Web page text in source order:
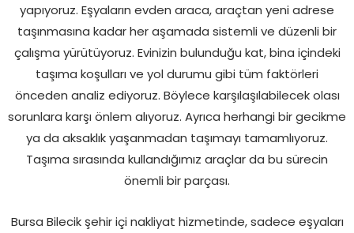
yapıyoruz. Eşyaların evden araca, araçtan yeni adrese
taşınmasına kadar her aşamada sistemli ve düzenli bir
çalışma yürütüyoruz. Evinizin bulunduğu kat, bina içindeki
taşıma koşulları ve yol durumu gibi tüm faktörleri
önceden analiz ediyoruz. Böylece karşılaşılabilecek olası
sorunlara karşı önlem alıyoruz. Ayrıca herhangi bir gecikme
ya da aksaklık yaşanmadan taşımayı tamamlıyoruz.
Taşıma sırasında kullandığımız araçlar da bu sürecin
önemli bir parçası.
Bursa Bilecik şehir içi nakliyat hizmetinde, sadece eşyaları